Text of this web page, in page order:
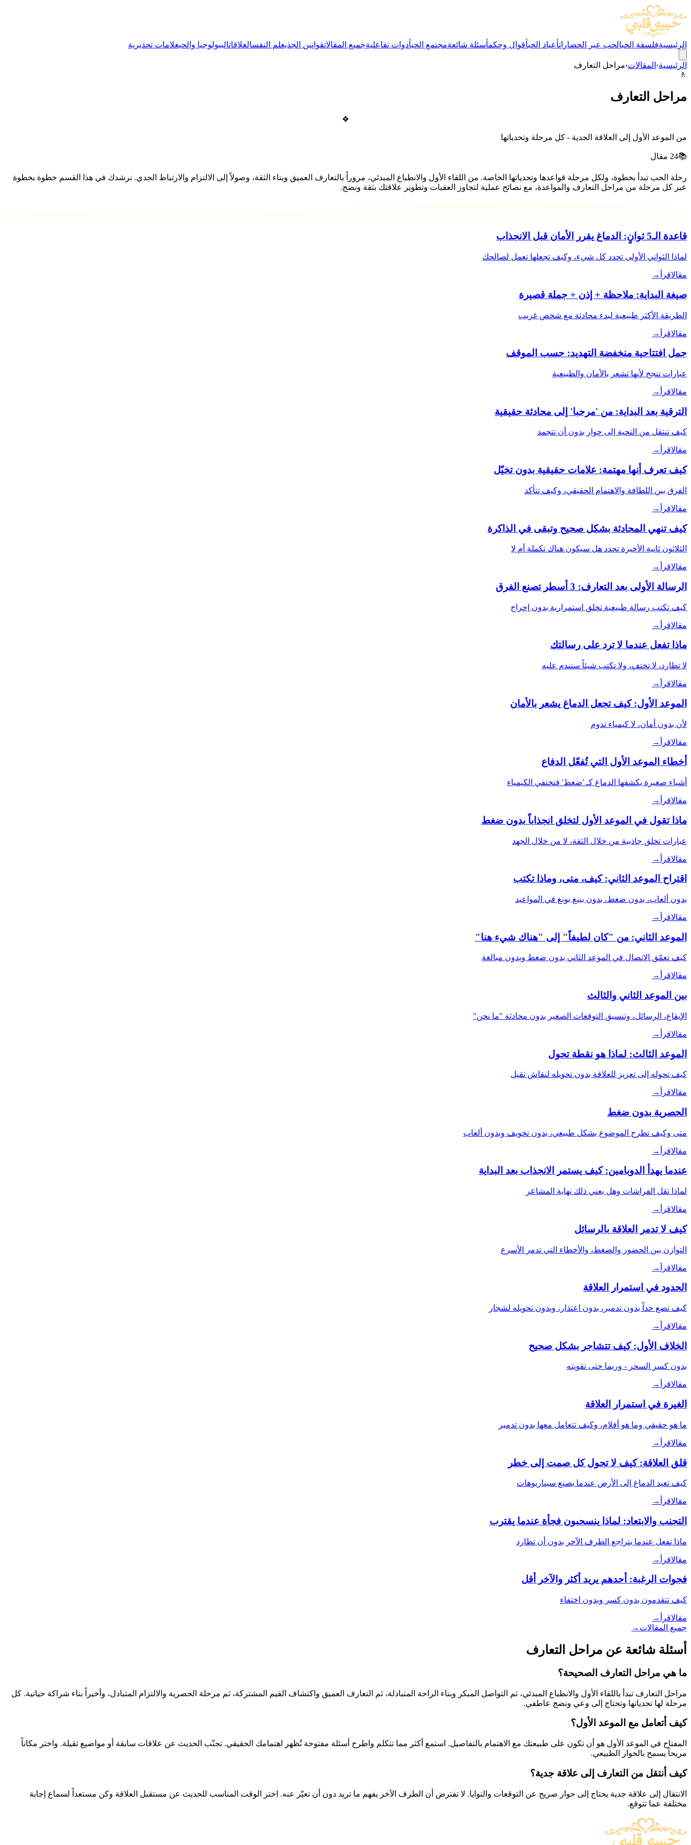
الرئيسيةفلسفة الحبالحب عبر الحضاراتأعياد الحبأقوال وحكمأسئلة شائعةمجتمع الحبأدوات تفاعليةجميع المقالاتقوانين الجذبعلم النفسالعلاقاتالبيولوجيا والحبعلامات تحذيرية
الرئيسية› المقالات›مراحل التعارف
🚶
مراحل التعارف
❖
من الموعد الأول إلى العلاقة الجدية - كل مرحلة وتحدياتها
📚
24 مقال
رحلة الحب تبدأ بخطوة، ولكل مرحلة قواعدها وتحدياتها الخاصة. من اللقاء الأول والانطباع المبدئي، مروراً بالتعارف العميق وبناء الثقة، وصولاً إلى الالتزام والارتباط الجدي. نرشدك في هذا القسم خطوة بخطوة
عبر كل مرحلة من مراحل التعارف والمواعدة، مع نصائح عملية لتجاوز العقبات وتطوير علاقتك بثقة ونضج.
قاعدة الـ5 ثوانٍ: الدماغ يقرر الأمان قبل الانجذاب
لماذا الثواني الأولى تحدد كل شيء، وكيف تجعلها تعمل لصالحك
مقالاقرأ →
صيغة البداية: ملاحظة + إذن + جملة قصيرة
الطريقة الأكثر طبيعية لبدء محادثة مع شخص غريب
مقالاقرأ →
جمل افتتاحية منخفضة التهديد: حسب الموقف
عبارات تنجح لأنها تشعر بالأمان والطبيعية
مقالاقرأ →
الترقية بعد البداية: من 'مرحبا' إلى محادثة حقيقية
كيف تنتقل من التحية إلى حوار بدون أن تتجمد
مقالاقرأ →
كيف تعرف أنها مهتمة: علامات حقيقية بدون تخيّل
الفرق بين اللطافة والاهتمام الحقيقي، وكيف تتأكد
مقالاقرأ →
كيف تنهي المحادثة بشكل صحيح وتبقى في الذاكرة
الثلاثون ثانية الأخيرة تحدد هل سيكون هناك تكملة أم لا
مقالاقرأ →
الرسالة الأولى بعد التعارف: 3 أسطر تصنع الفرق
كيف تكتب رسالة طبيعية تخلق استمرارية بدون إحراج
مقالاقرأ →
ماذا تفعل عندما لا ترد على رسالتك
لا تطارد، لا تختفِ، ولا تكتب شيئاً ستندم عليه
مقالاقرأ →
الموعد الأول: كيف تجعل الدماغ يشعر بالأمان
لأن بدون أمان، لا كيمياء تدوم
مقالاقرأ →
أخطاء الموعد الأول التي تُفعّل الدفاع
أشياء صغيرة يكشفها الدماغ كـ 'ضغط' فتختفي الكيمياء
مقالاقرأ →
ماذا تقول في الموعد الأول لتخلق انجذاباً بدون ضغط
عبارات تخلق جاذبية من خلال الثقة، لا من خلال الجهد
مقالاقرأ →
اقتراح الموعد الثاني: كيف، متى، وماذا تكتب
بدون ألعاب، بدون ضغط، بدون بينغ بونغ في المواعيد
مقالاقرأ →
الموعد الثاني: من "كان لطيفاً" إلى "هناك شيء هنا"
كيف تعمّق الاتصال في الموعد الثاني بدون ضغط وبدون مبالغة
مقالاقرأ →
بين الموعد الثاني والثالث
الإيقاع، الرسائل، وتنسيق التوقعات الصغير بدون محادثة "ما نحن"
مقالاقرأ →
الموعد الثالث: لماذا هو نقطة تحول
كيف تحوله إلى تعزيز للعلاقة بدون تحويله لنقاش ثقيل
مقالاقرأ →
الحصرية بدون ضغط
متى وكيف تطرح الموضوع بشكل طبيعي، بدون تخويف وبدون ألعاب
مقالاقرأ →
عندما يهدأ الدوبامين: كيف يستمر الانجذاب بعد البداية
لماذا تقل الفراشات وهل يعني ذلك نهاية المشاعر
مقالاقرأ →
كيف لا تدمر العلاقة بالرسائل
التوازن بين الحضور والضغط، والأخطاء التي تدمر الأسرع
مقالاقرأ →
الحدود في استمرار العلاقة
كيف تضع حداً بدون تدمير، بدون اعتذار، وبدون تحويله لشجار
مقالاقرأ →
الخلاف الأول: كيف تتشاجر بشكل صحيح
بدون كسر السحر - وربما حتى تقويته
مقالاقرأ →
الغيرة في استمرار العلاقة
ما هو حقيقي وما هو أفلام، وكيف تتعامل معها بدون تدمير
مقالاقرأ →
قلق العلاقة: كيف لا تحول كل صمت إلى خطر
كيف تعيد الدماغ إلى الأرض عندما يصنع سيناريوهات
مقالاقرأ →
التجنب والابتعاد: لماذا ينسحبون فجأة عندما يقترب
ماذا تفعل عندما يتراجع الطرف الآخر بدون أن تطارد
مقالاقرأ →
فجوات الرغبة: أحدهم يريد أكثر والآخر أقل
كيف تتقدمون بدون كسر وبدون اختفاء
مقالاقرأ
→
جميع المقالات →
أسئلة شائعة عن مراحل التعارف
ما هي مراحل التعارف الصحيحة؟
مراحل التعارف تبدأ باللقاء الأول والانطباع المبدئي، ثم التواصل المبكر وبناء الراحة المتبادلة، ثم التعارف العميق واكتشاف القيم المشتركة، ثم مرحلة الحصرية والالتزام المتبادل، وأخيراً بناء شراكة حياتية. كل
مرحلة لها تحدياتها وتحتاج إلى وعي ونضج عاطفي.
كيف أتعامل مع الموعد الأول؟
المفتاح في الموعد الأول هو أن تكون على طبيعتك مع الاهتمام بالتفاصيل. استمع أكثر مما تتكلم واطرح أسئلة مفتوحة تُظهر اهتمامك الحقيقي. تجنّب الحديث عن علاقات سابقة أو مواضيع ثقيلة. واختر مكاناً
مريحاً يسمح بالحوار الطبيعي.
كيف أنتقل من التعارف إلى علاقة جدية؟
الانتقال إلى علاقة جدية يحتاج إلى حوار صريح عن التوقعات والنوايا. لا تفترض أن الطرف الآخر يفهم ما تريد دون أن تعبّر عنه. اختر الوقت المناسب للحديث عن مستقبل العلاقة وكن مستعداً لسماع إجابة
مختلفة عما تتوقع.